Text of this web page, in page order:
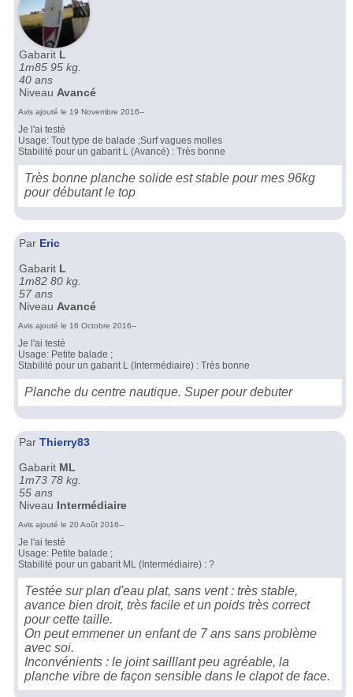
Gabarit L
1m85 95 kg.
40 ans
Niveau Avancé
Avis ajouté le 19 Novembre 2016--
Je l'ai testé
Usage: Tout type de balade ;Surf vagues molles
Stabilité pour un gabarit L (Avancé) : Très bonne
Très bonne planche solide est stable pour mes 96kg
pour débutant le top
Par Eric
Gabarit L
1m82 80 kg.
57 ans
Niveau Avancé
Avis ajouté le 16 Octobre 2016--
Je l'ai testé
Usage: Petite balade ;
Stabilité pour un gabarit L (Intermédiaire) : Très bonne
Planche du centre nautique. Super pour debuter
Par Thierry83
Gabarit ML
1m73 78 kg.
55 ans
Niveau Intermédiaire
Avis ajouté le 20 Août 2016--
Je l'ai testé
Usage: Petite balade ;
Stabilité pour un gabarit ML (Intermédiaire) : ?
Testée sur plan d'eau plat, sans vent : très stable,
avance bien droit, très facile et un poids très correct
pour cette taille.
On peut emmener un enfant de 7 ans sans problème
avec soi.
Inconvénients : le joint sailllant peu agréable, la
planche vibre de façon sensible dans le clapot de face.